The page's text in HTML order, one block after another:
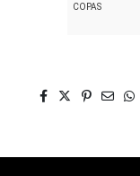
COPAS